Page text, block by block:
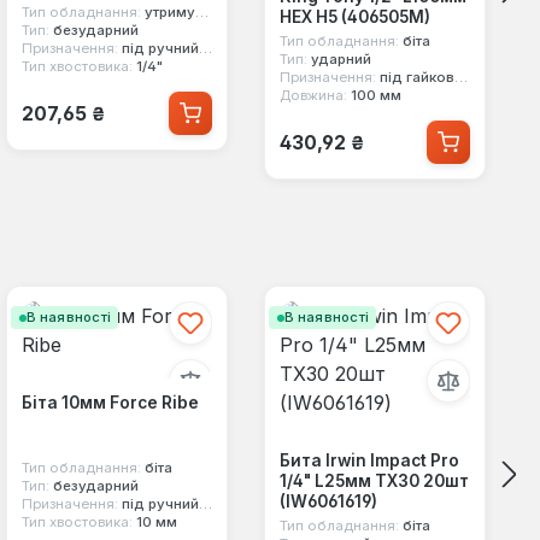
Тип обладнання: утримувач біт
Тип: безударний
Призначення: під ручний інструмент
Тип хвостовика: 1/4"
Звичайна ціна:
207,65 ₴
HEX H5 (406505M)
Тип обладнання: біта
Тип: ударний
Призначення: під гайковерт
Довжина: 100 мм
Звичайна ціна:
430,92 ₴
В наявності
Біта 10мм Force Ribe
Тип обладнання: біта
Тип: безударний
Призначення: під ручний інструмент
Тип хвостовика: 10 мм
В наявності
Бита Irwin Impact Pro
1/4" L25мм TX30 20шт
(IW6061619)
Тип обладнання: біта